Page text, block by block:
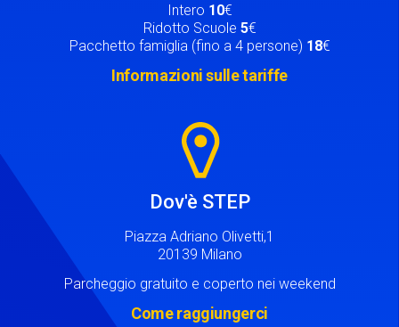
Intero 10€
Ridotto Scuole 5€
Pacchetto famiglia (fino a 4 persone) 18€
Informazioni sulle tariffe
Dov'è STEP
Piazza Adriano Olivetti,1
20139 Milano
Parcheggio gratuito e coperto nei weekend
Come raggiungerci